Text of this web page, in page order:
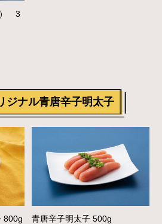
） 3
ジナル青唐辛子明太子
800g
青唐辛子明太子 500g